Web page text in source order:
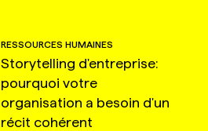
RESSOURCES HUMAINES
Storytelling d'entreprise:
pourquoi votre
organisation a besoin d'un
récit cohérent